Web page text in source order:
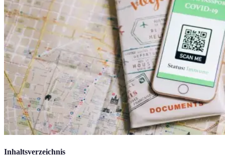
Inhaltsverzeichnis